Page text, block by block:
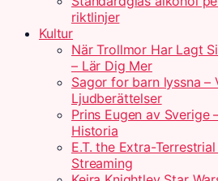
riktlinjer
Kultur
När Trollmor Har Lagt
– Lär Dig Mer
Sagor for barn lyssna –
Ljudberättelser
Prins Eugen av Sverige
Historia
E.T. the Extra-
Streaming